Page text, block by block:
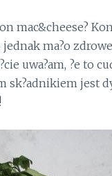
mac&cheese?
ma?o
uwa?am, ?e to
sk?adnikiem jest